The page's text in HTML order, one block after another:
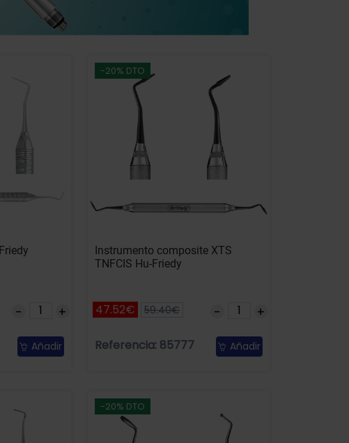
Añadir
-20% DTO
Instrumento composite XTS
TNFCIS Hu-Friedy
47.52€ 59.40€
Referencia: 85777 Añadir
-20% DTO